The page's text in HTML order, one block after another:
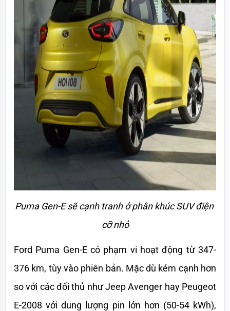
Puma Gen-E sẽ cạnh tranh ở phân khúc SUV điện
cỡ nhỏ
Ford Puma Gen-E có phạm vi hoạt động từ 347-
376 km, tùy vào phiên bản. Mặc dù kém cạnh hơn
so với các đối thủ như Jeep Avenger hay Peugeot
E-2008 với dung lượng pin lớn hơn (50-54 kWh),